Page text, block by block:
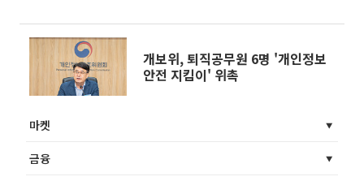
개보위, 퇴직공무원 6명 '개인정보
안전 지킴이' 위촉
마켓
금융